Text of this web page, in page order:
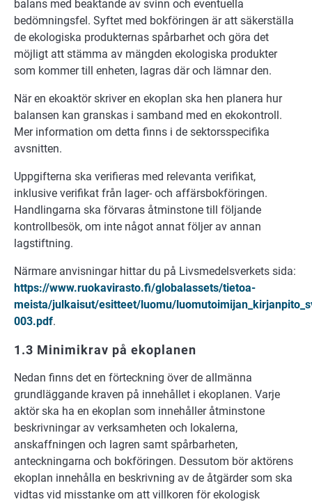
balans med beaktande av svinn och eventuella
bedömningsfel. Syftet med bokföringen är att säkerställa
de ekologiska produkternas spårbarhet och göra det
möjligt att stämma av mängden ekologiska produkter
som kommer till enheten, lagras där och lämnar den.
När en ekoaktör skriver en ekoplan ska hen planera hur
balansen kan granskas i samband med en ekokontroll.
Mer information om detta finns i de sektorsspecifika
avsnitten.
Uppgifterna ska verifieras med relevanta verifikat,
inklusive verifikat från lager- och affärsbokföringen.
Handlingarna ska förvaras åtminstone till följande
kontrollbesök, om inte något annat följer av annan
lagstiftning.
Närmare anvisningar hittar du på Livsmedelsverkets sida:
https://www.ruokavirasto.fi/globalassets/tietoa-
meista/julkaisut/esitteet/luomu/
003.pdf.
1.3 Minimikrav på ekoplanen
Nedan finns det en förteckning över de allmänna
grundläggande kraven på innehållet i ekoplanen. Varje
aktör ska ha en ekoplan som innehåller åtminstone
beskrivningar av verksamheten och lokalerna,
anskaffningen och lagren samt spårbarheten,
anteckningarna och bokföringen. Dessutom bör aktörens
ekoplan innehålla en beskrivning av de åtgärder som ska
vidtas vid misstanke om att villkoren för ekologisk